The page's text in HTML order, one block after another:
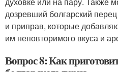
дозревший болгарский
и приправ, которые
им неповторимого вкуса и
Вопрос 8: Как